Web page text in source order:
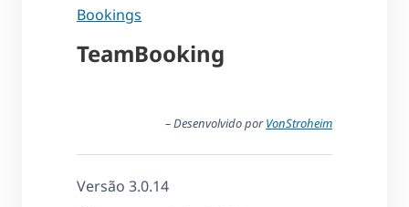
Bookings
TeamBooking
– Desenvolvido porVonStroheim
Versão 3.0.14